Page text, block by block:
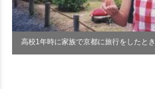
高校1年時に家族で京都に旅行をしたとき